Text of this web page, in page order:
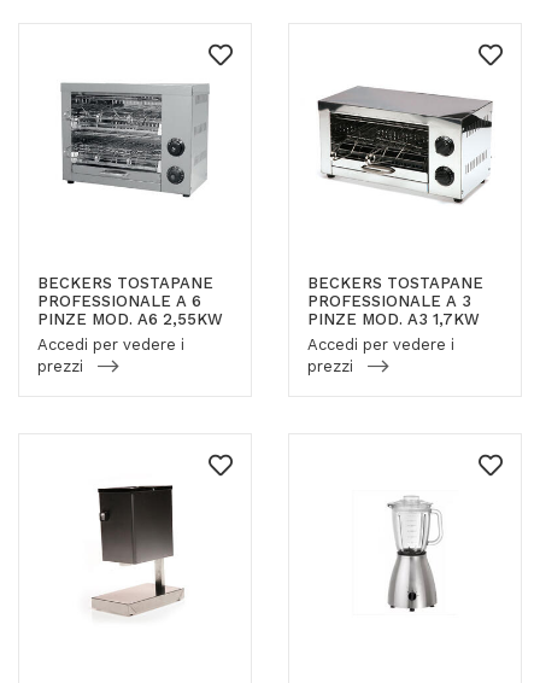
BECKERS TOSTAPANE
PROFESSIONALE A 6
PINZE MOD. A6 2,55KW
Accedi per vedere i
prezzi
BECKERS TOSTAPANE
PROFESSIONALE A 3
PINZE MOD. A3 1,7KW
Accedi per vedere i
prezzi